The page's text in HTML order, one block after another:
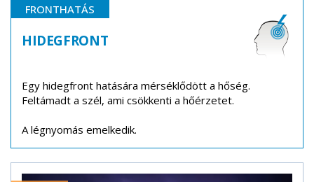
FRONTHATÁS
HIDEGFRONT
Egy hidegfront hatására mérséklődött a hőség.
Feltámadt a szél, ami csökkenti a hőérzetet.
A légnyomás emelkedik.